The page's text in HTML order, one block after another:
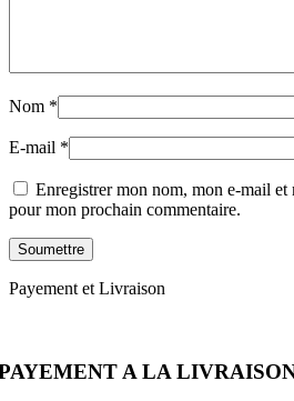
Nom *
E-mail *
Enregistrer mon nom, mon e-mail et
pour mon prochain commentaire.
Payement et Livraison
A LA